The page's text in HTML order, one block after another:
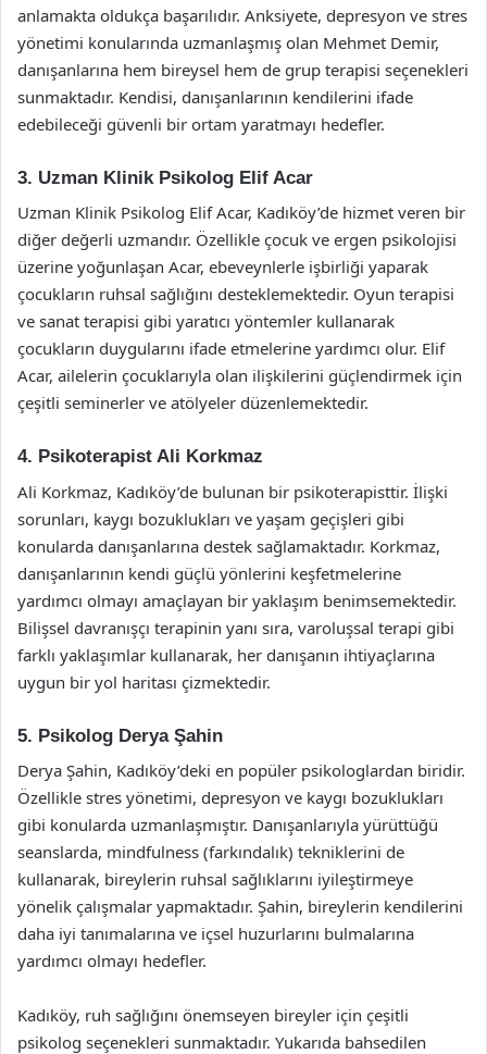
anlamakta oldukça başarılıdır. Anksiyete, depresyon ve stres
yönetimi konularında uzmanlaşmış olan Mehmet Demir,
danışanlarına hem bireysel hem de grup terapisi seçenekleri
sunmaktadır. Kendisi, danışanlarının kendilerini ifade
edebileceği güvenli bir ortam yaratmayı hedefler.
3. Uzman Klinik Psikolog Elif Acar
Uzman Klinik Psikolog Elif Acar, Kadıköy’de hizmet veren bir
diğer değerli uzmandır. Özellikle çocuk ve ergen psikolojisi
üzerine yoğunlaşan Acar, ebeveynlerle işbirliği yaparak
çocukların ruhsal sağlığını desteklemektedir. Oyun terapisi
ve sanat terapisi gibi yaratıcı yöntemler kullanarak
çocukların duygularını ifade etmelerine yardımcı olur. Elif
Acar, ailelerin çocuklarıyla olan ilişkilerini güçlendirmek için
çeşitli seminerler ve atölyeler düzenlemektedir.
4. Psikoterapist Ali Korkmaz
Ali Korkmaz, Kadıköy’de bulunan bir psikoterapisttir. İlişki
sorunları, kaygı bozuklukları ve yaşam geçişleri gibi
konularda danışanlarına destek sağlamaktadır. Korkmaz,
danışanlarının kendi güçlü yönlerini keşfetmelerine
yardımcı olmayı amaçlayan bir yaklaşım benimsemektedir.
Bilişsel davranışçı terapinin yanı sıra, varoluşsal terapi gibi
farklı yaklaşımlar kullanarak, her danışanın ihtiyaçlarına
uygun bir yol haritası çizmektedir.
5. Psikolog Derya Şahin
Derya Şahin, Kadıköy’deki en popüler psikologlardan biridir.
Özellikle stres yönetimi, depresyon ve kaygı bozuklukları
gibi konularda uzmanlaşmıştır. Danışanlarıyla yürüttüğü
seanslarda, mindfulness (farkındalık) tekniklerini de
kullanarak, bireylerin ruhsal sağlıklarını iyileştirmeye
yönelik çalışmalar yapmaktadır. Şahin, bireylerin kendilerini
daha iyi tanımalarına ve içsel huzurlarını bulmalarına
yardımcı olmayı hedefler.
Kadıköy, ruh sağlığını önemseyen bireyler için çeşitli
psikolog seçenekleri sunmaktadır. Yukarıda bahsedilen